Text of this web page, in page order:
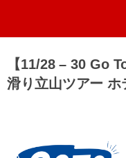
【11/28 – 30 Go
滑り立山ツアー ホ